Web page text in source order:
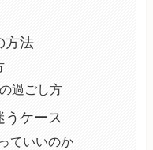
方法
過ごし方
うケース
ていいのか